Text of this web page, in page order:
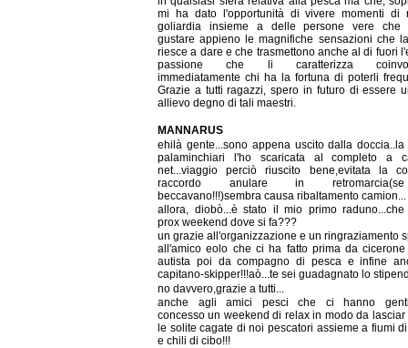
mi ha dato l'opportunità di vivere momenti di
goliardia insieme a delle persone vere che
gustare appieno le magnifiche sensazioni che
riesce a dare e che trasmettono anche al di fuori
passione che li caratterizza
immediatamente chi ha la fortuna di poterli
Grazie a tutti ragazzi, spero in futuro di essere
allievo degno di tali maestri.
MANNARUS
ehilà gente...sono appena uscito dalla doccia..la
palaminchiari l'ho scaricata al completo a
net...viaggio perciò riuscito bene,evitata la
raccordo anulare in
beccavano!!!)sembra causa ribaltamento camion...
allora, diobò...è stato il mio primo raduno...che
prox weekend dove si fa???
un grazie all'organizzazione e un ringraziamento
all'amico eolo che ci ha fatto prima da
autista poi da compagno di pesca e infine
capitano-skipper!!!aò...te sei guadagnato lo
no davvero,grazie a tutti...
anche agli amici pesci che ci hanno
concesso un weekend di relax in modo da lasciar
le solite cagate di noi pescatori assieme a fiumi
e chili di cibo!!!